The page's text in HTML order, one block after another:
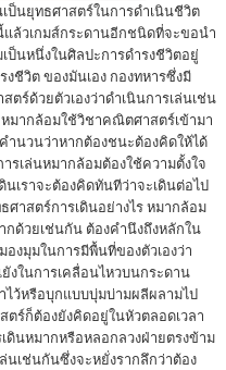
ป็นยุทธศาสตร์ในการดำเนินชีวิต
แล้วเกมส์กระดานอีกชนิดที่จะขอนำ
ป็นหนึ่งในศิลปะการดำรงชีวิตอยู่
ชีวิต ของมันเอง กองทหารซึ่งมี
ร์ด้วยตัวเองว่าดำเนินการเล่นเช่น
มากล้อมใช้วิชาคณิตศาสตร์เข้ามา
ำนวนว่าหากต้องชนะต้องคิดให้ได้
รเล่นหมากล้อมต้องใช้ความตั้งใจ
เราจะต้องคิดทันทีว่าจะเดินต่อไป
ศาสตร์การเดินอย่างไร หมากล้อม
ด้วยเช่นกัน ต้องคำนึงถึงหลักใน
องมุมในการมีพื้นที่ของตัวเองว่า
ในการเคลื่อนไหวบนกระดาน
ไว้หรือบุกแบบบุ่มบ่ามผลีผลามไป
ร์ก็ต้องยังคิดอยู่ในหัวตลอดเวลา
ดินหมากหรือหลอกลวงฝ่ายตรงข้าม
เช่นกันซึ่งจะหยั่งรากลึกว่าต้อง